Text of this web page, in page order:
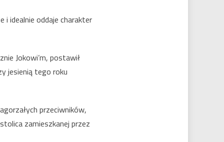
i idealnie oddaje charakter
Jokowi’m, postawił
jesienią tego roku
przeciwników,
zamieszkanej przez